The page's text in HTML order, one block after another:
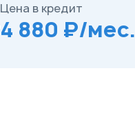
Цена в кредит
4 880 ₽/мес.